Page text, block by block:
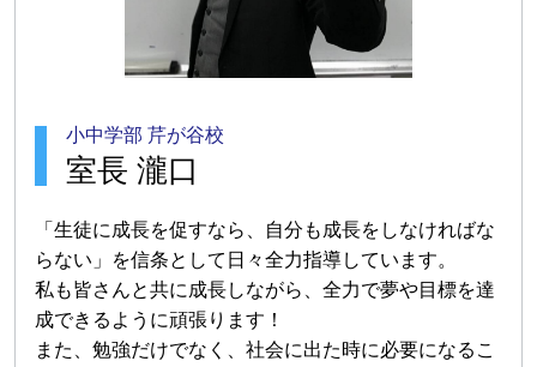
小中学部 芹が谷校
室長 瀧口
「生徒に成長を促すなら、自分も成長をしなければな
らない」を信条として日々全力指導しています。
私も皆さんと共に成長しながら、全力で夢や目標を達
成できるように頑張ります！
また、勉強だけでなく、社会に出た時に必要になるこ